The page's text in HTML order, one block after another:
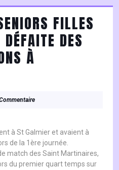
FILLES
DES
À
à St Galmier et avaient à
de la 1ère journée.
match des Saint Martinaires,
du premier quart temps sur